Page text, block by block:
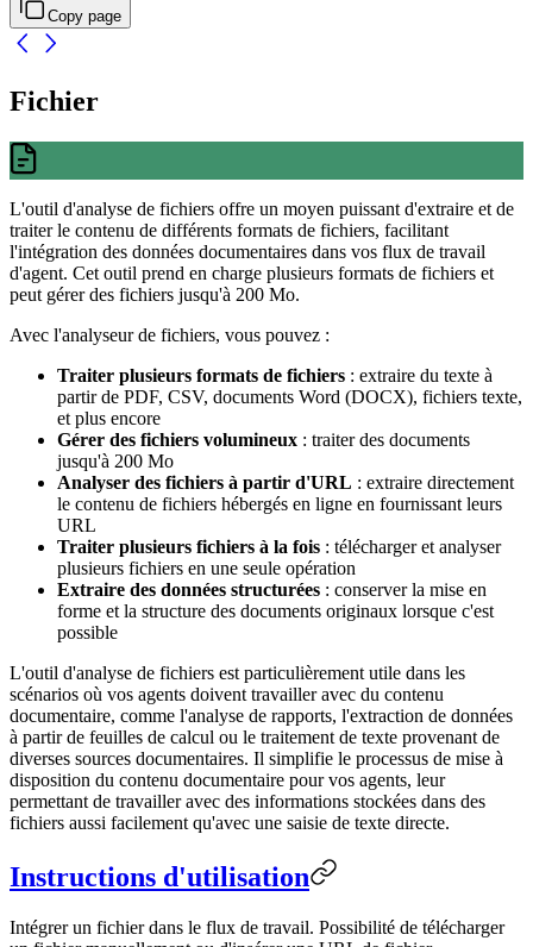
Copy page
Fichier
L'outil d'analyse de fichiers offre un moyen puissant d'extraire et de
traiter le contenu de différents formats de fichiers, facilitant
l'intégration des données documentaires dans vos flux de travail
d'agent. Cet outil prend en charge plusieurs formats de fichiers et
peut gérer des fichiers jusqu'à 200 Mo.
Avec l'analyseur de fichiers, vous pouvez :
Traiter plusieurs formats de fichiers : extraire du texte à
partir de PDF, CSV, documents Word (DOCX), fichiers texte,
et plus encore
Gérer des fichiers volumineux : traiter des documents
jusqu'à 200 Mo
Analyser des fichiers à partir d'URL : extraire directement
le contenu de fichiers hébergés en ligne en fournissant leurs
URL
Traiter plusieurs fichiers à la fois : télécharger et analyser
plusieurs fichiers en une seule opération
Extraire des données structurées : conserver la mise en
forme et la structure des documents originaux lorsque c'est
possible
L'outil d'analyse de fichiers est particulièrement utile dans les
scénarios où vos agents doivent travailler avec du contenu
documentaire, comme l'analyse de rapports, l'extraction de données
à partir de feuilles de calcul ou le traitement de texte provenant de
diverses sources documentaires. Il simplifie le processus de mise à
disposition du contenu documentaire pour vos agents, leur
permettant de travailler avec des informations stockées dans des
fichiers aussi facilement qu'avec une saisie de texte directe.
Instructions d'utilisation
Intégrer un fichier dans le flux de travail. Possibilité de télécharger